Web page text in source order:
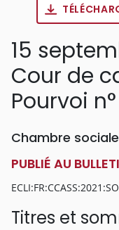
15
Cour de
Pourvoi n°
Chambre
PUBLIÉ AU
Titres et